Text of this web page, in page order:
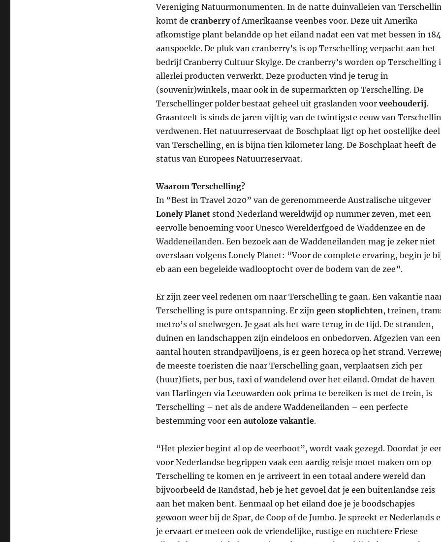
Vereniging Natuurmonumenten. In de natte duinvalleien van
komt de cranberryof Amerikaanse veenbes voor. Deze uit Amerika
afkomstige plant belandde op het eiland nadat een vat met bessen in
aanspoelde. De pluk van cranberry’s is op Terschelling verpacht aan het
bedrijf Cranberry Cultuur Skylge. De cranberry’s worden op Terschelling
allerlei producten verwerkt. Deze producten vind je terug in
(souvenir)winkels, maar ook in de supermarkten op Terschelling. De
Terschellinger polder bestaat geheel uit graslanden voor veehouderij.
Graanteelt is sinds de jaren vijftig van de twintigste eeuw van
verdwenen. Het natuurreservaat de Boschplaat ligt op het oostelijke deel
van Terschelling, en is bijna tien kilometer lang. De Boschplaat heeft de
status van Europees Natuurreservaat.
Waarom Terschelling?
In “Best in Travel 2020” van de gerenommeerde Australische uitgever
Lonely Planetstond Nederland wereldwijd op nummer zeven, met een
eervolle benoeming voor Unesco Werelderfgoed de Waddenzee en de
Waddeneilanden. Een bezoek aan de Waddeneilanden mag je zeker niet
overslaan volgens Lonely Planet: “Voor de complete ervaring, begin je
eb aan een begeleide wadlooptocht over de bodem van de zee”.
Er zijn zeer veel redenen om naar Terschelling te gaan. Een vakantie
Terschelling is pure ontspanning. Er zijn geen stoplichten, treinen,
metro’s of snelwegen. Je gaat als het ware terug in de tijd. De stranden,
duinen en landschappen zijn eindeloos en onbedorven. Afgezien van een
aantal houten strandpaviljoens, is er geen horeca op het strand.
de meeste toeristen die naar Terschelling gaan, verplaatsen zich per
(huur)fiets, per bus, taxi of wandelend over het eiland. Omdat de haven
van Harlingen via Leeuwarden ook prima te bereiken is met de trein, is
Terschelling – net als de andere Waddeneilanden – een perfecte
bestemming voor een autoloze vakantie.
“Het plezier begint al op de veerboot”, wordt vaak gezegd. Doordat je
voor Nederlandse begrippen vaak een aardig reisje moet maken om op
Terschelling te komen en je arriveert in een totaal andere wereld dan
bijvoorbeeld de Randstad, heb je het gevoel dat je een buitenlandse reis
aan het maken bent. Eenmaal op het eiland doe je je boodschapjes
gewoon weer bij de Spar, de Coop of de Jumbo. Je spreekt er Nederlands
je ervaart er meteen ook de vriendelijke, rustige en nuchtere Friese